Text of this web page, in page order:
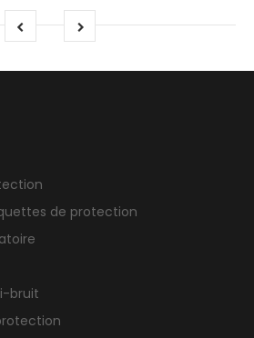
de protection
bruit